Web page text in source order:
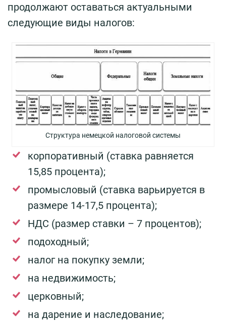
продолжают оставаться актуальными
следующие виды налогов:
Структура немецкой налоговой системы
корпоративный (ставка равняется
15,85 процента);
промысловый (ставка варьируется в
размере 14-17,5 процента);
НДС (размер ставки – 7 процентов);
подоходный;
налог на покупку земли;
на недвижимость;
церковный;
на дарение и наследование;